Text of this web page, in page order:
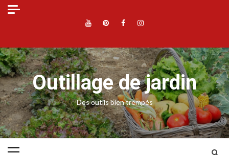
Skip
YouTube
Pinterest
Facebook
Instagram
Outillage de jardin
Des outils bien trempés